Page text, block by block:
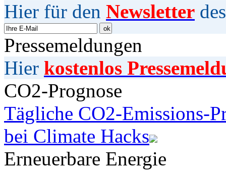
Hier für den Newsletter
Pressemeldungen
Hier kostenlos
CO2-Prognose
Tägliche CO2-Emissions-
bei Climate Hacks
Erneuerbare Energie